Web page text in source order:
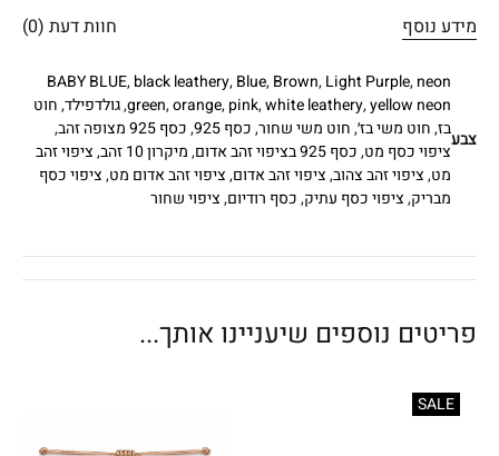
מידע נוסף חוות דעת (0)
צבע
BABY BLUE,black leathery,Blue,Brown,Light Purple,neon
green,orange,pink,white leathery,yellow neon
,גולדפילד,חוט
בז,חוט משי בז׳,חוט משי שחור,כסף 925 ,כסף 925 מצופה זהב
,
ציפוי כסף מט,כסף 925 בציפוי זהב אדום ,מיקרון 10 זהב ,ציפוי זהב
מט,ציפוי זהב צהוב,ציפוי זהב אדום,ציפוי זהב אדום מט,ציפוי כסף
מבריק,ציפוי כסף עתיק,כסף רודיום,ציפוי שחור
פריטים נוספים שיעניינו אותך...
SALE